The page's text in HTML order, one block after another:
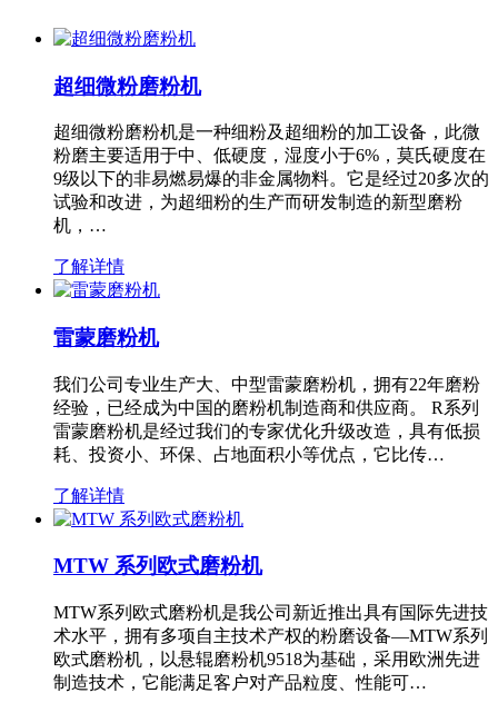
超细微粉磨粉机
超细微粉磨粉机是一种细粉及超细粉的加工设备，此微
粉磨主要适用于中、低硬度，湿度小于6%，莫氏硬度在
9级以下的非易燃易爆的非金属物料。它是经过20多次的
试验和改进，为超细粉的生产而研发制造的新型磨粉
机，…
了解详情
雷蒙磨粉机
我们公司专业生产大、中型雷蒙磨粉机，拥有22年磨粉
经验，已经成为中国的磨粉机制造商和供应商。 R系列
雷蒙磨粉机是经过我们的专家优化升级改造，具有低损
耗、投资小、环保、占地面积小等优点，它比传…
了解详情
MTW 系列欧式磨粉机
MTW系列欧式磨粉机是我公司新近推出具有国际先进技
术水平，拥有多项自主技术产权的粉磨设备—MTW系列
欧式磨粉机，以悬辊磨粉机9518为基础，采用欧洲先进
制造技术，它能满足客户对产品粒度、性能可…